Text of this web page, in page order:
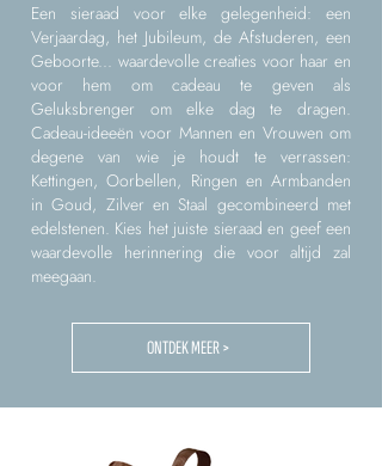
Een sieraad voor elke gelegenheid: een
Verjaardag, het Jubileum, de Afstuderen, een
Geboorte... waardevolle creaties voor haar en
voor hem om cadeau te geven als
Geluksbrenger om elke dag te dragen.
Cadeau-ideeën voor Mannen en Vrouwen om
degene van wie je houdt te verrassen:
Kettingen, Oorbellen, Ringen en Armbanden
in Goud, Zilver en Staal gecombineerd met
edelstenen. Kies het juiste sieraad en geef een
waardevolle herinnering die voor altijd zal
meegaan.
ONTDEK MEER >